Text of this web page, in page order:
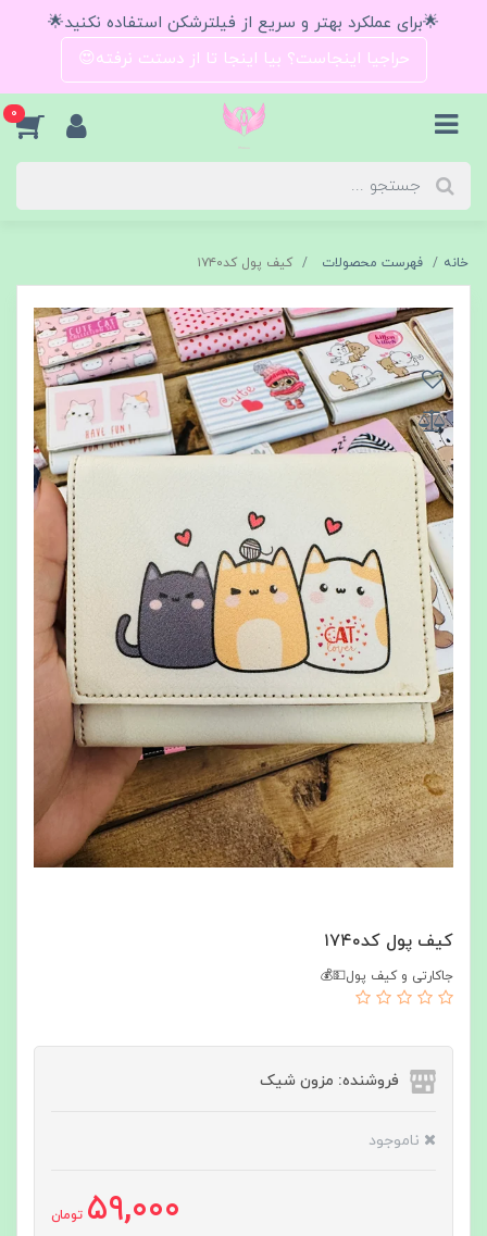
🌟برای عملکرد بهتر و سریع از فیلترشکن استفاده نکنید🌟
حراجیا اینجاست؟ بیا اینجا تا از دستت نرفته😍
0
خانه فهرست محصولات کیف پول کد۱۷۴۰
کیف پول کد۱۷۴۰
جاکارتی و کیف پول💵💰
فروشنده: مزون شیک
ناموجود
59,000 تومان